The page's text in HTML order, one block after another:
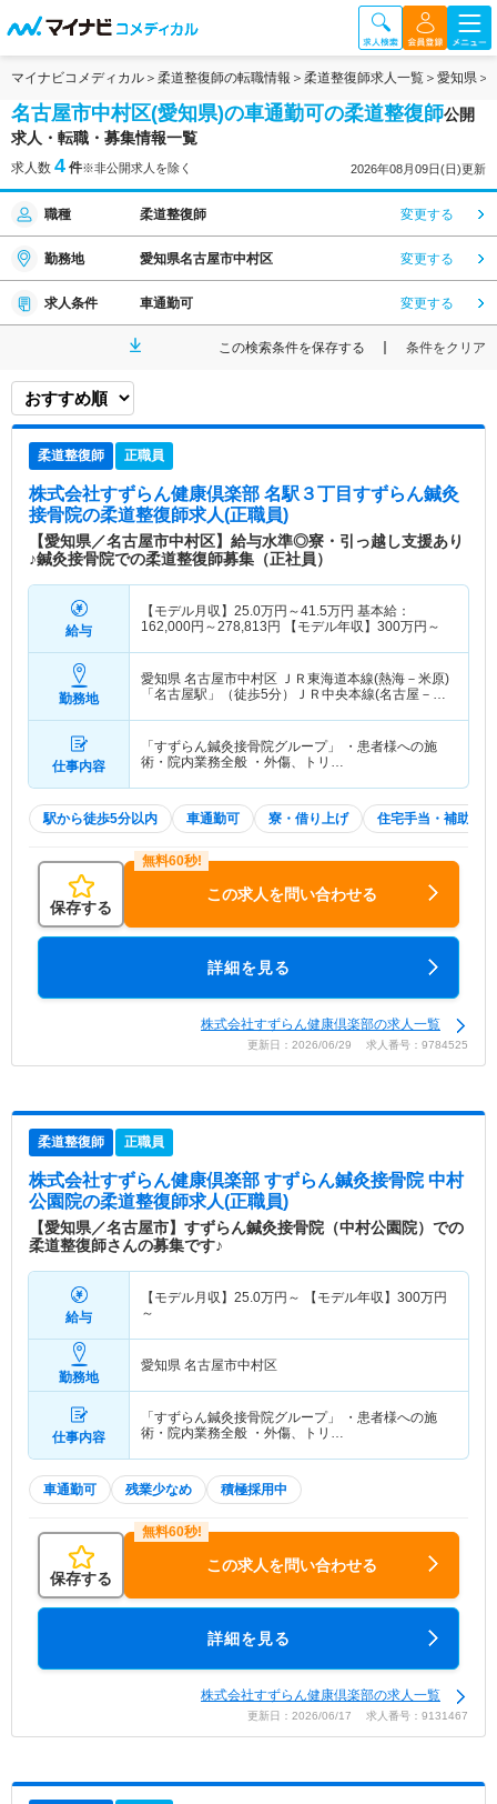
マイナビコメディカル 柔道整復師の転職情報 柔道整復師求人一覧 愛知県
名古屋市中村区(愛知県)の車通勤可の柔道整復師公開
求人・転職・募集情報一覧
求人数 4 件※非公開求人を除く 2026年08月09日(日)更新
職種 柔道整復師 変更する
勤務地 愛知県名古屋市中村区 変更する
求人条件 車通勤可 変更する
この検索条件を保存する 条件をクリア
柔道整復師 正職員
株式会社すずらん健康倶楽部 名駅３丁目すずらん鍼灸
接骨院の柔道整復師求人(正職員)
【愛知県／名古屋市中村区】給与水準◎寮・引っ越し支援あり
♪鍼灸接骨院での柔道整復師募集（正社員）
給与
【モデル月収】 25.0万円～41.5万円 基本給：
162,000円～278,813円 【モデル年収】 300万円～
勤務地
愛知県 名古屋市中村区 ＪＲ東海道本線(熱海－米原)
「名古屋駅」（徒歩5分）ＪＲ中央本線(名古屋－塩
仕事内容
「すずらん鍼灸接骨院グループ」 ・患者様への施
術・院内業務全般 ・外傷、トリ…
駅から徒歩5分以内 車通勤可 寮・借り上げ 住宅手当・補助
保存する
この求人を問い合わせる
詳細を見る
株式会社すずらん健康倶楽部の求人一覧
更新日：2026/06/29 求人番号：9784525
柔道整復師 正職員
株式会社すずらん健康倶楽部 すずらん鍼灸接骨院 中村
公園院の柔道整復師求人(正職員)
【愛知県／名古屋市】すずらん鍼灸接骨院（中村公園院）での
柔道整復師さんの募集です♪
給与
【モデル月収】 25.0万円～ 【モデル年収】 300万円
～
勤務地
愛知県 名古屋市中村区
仕事内容
「すずらん鍼灸接骨院グループ」 ・患者様への施
術・院内業務全般 ・外傷、トリ…
車通勤可 残業少なめ 積極採用中
保存する
この求人を問い合わせる
詳細を見る
株式会社すずらん健康倶楽部の求人一覧
更新日：2026/06/17 求人番号：9131467